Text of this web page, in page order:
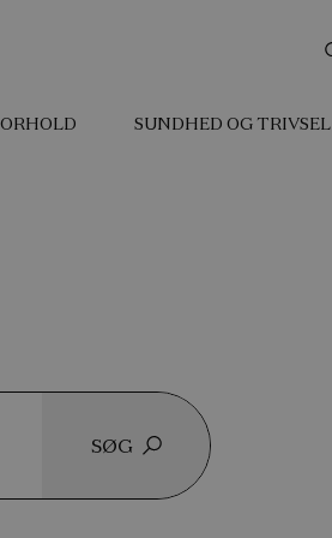
SUNDHED OG TRIVSEL
SØG